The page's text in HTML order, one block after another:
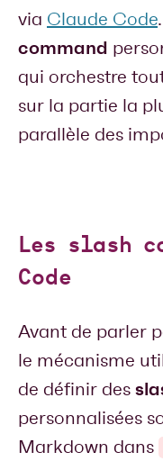
via Claude Code
command
qui orchestre
sur la partie la
parallèle des
Les slash
Code
Avant de parler
le mécanisme
de définir des
personnalisées
Markdown dans